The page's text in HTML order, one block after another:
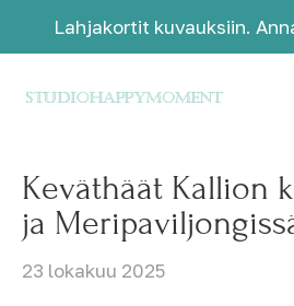
kuvauksiin. Anna lahjaksi
Keväthäät Kallion
ja
23 lokakuu 2025